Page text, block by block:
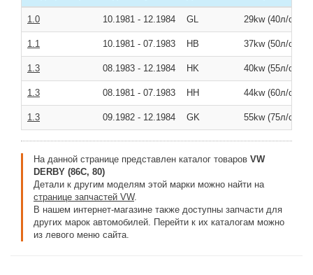
1.0 10.1981 - 12.1984 GL 29kw (40л/с )
1.1 10.1981 - 07.1983 HB 37kw (50л/с )
1.3 08.1983 - 12.1984 HK 40kw (55л/с )
1.3 08.1981 - 07.1983 HH 44kw (60л/с )
1.3 09.1982 - 12.1984 GK 55kw (75л/с )
На данной странице представлен каталог товаров VW
DERBY (86C, 80)
Детали к другим моделям этой марки можно найти на
странице запчастей VW.
В нашем интернет-магазине также доступны запчасти для
других марок автомобилей. Перейти к их каталогам можно
из левого меню сайта.